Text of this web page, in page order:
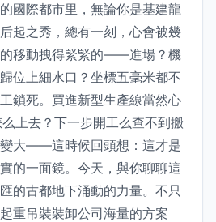
國際都市里，無論你是基建龍
起之秀，總有一刻，心會被幾
移動拽得緊緊的——進場？機
位上細水口？坐標五毫米都不
鎖死。買進新型生產線當然心
上去？下一步開工么查不到搬
大——這時候回頭想：這才是
的一面鏡。今天，與你聊聊這
的古都地下涌動的力量。不只
重吊裝裝卸公司海量的方案